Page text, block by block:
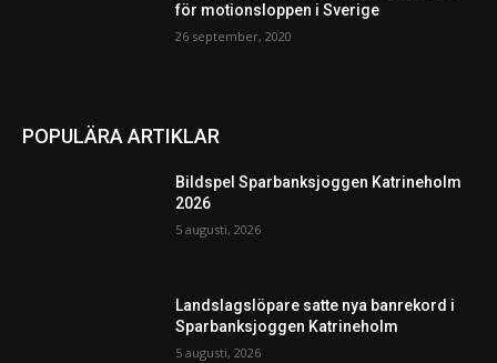
för motionsloppen i Sverige
26 september, 2020
POPULÄRA ARTIKLAR
Bildspel Sparbanksjoggen Katrineholm
2026
5 augusti, 2026
Landslagslöpare satte nya banrekord i
Sparbanksjoggen Katrineholm
5 augusti, 2026